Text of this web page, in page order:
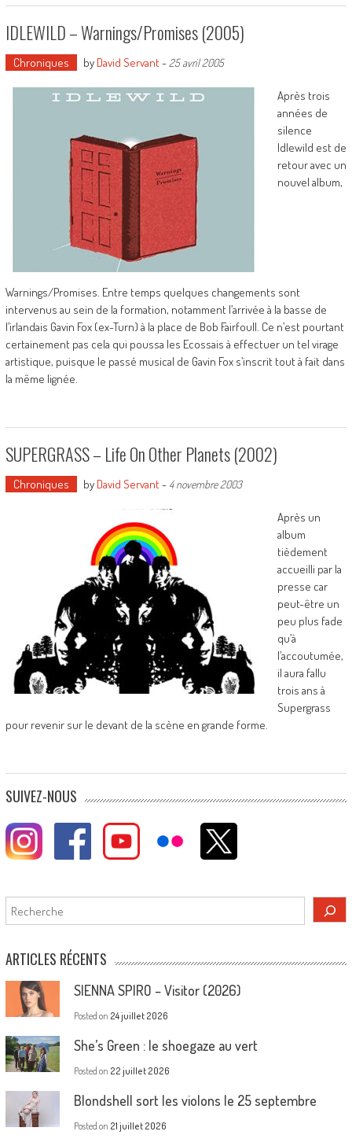
IDLEWILD – Warnings/Promises (2005)
Chroniques by David Servant- 25 avril 2005
Après trois
années de
silence
Idlewild est de
retour avec un
nouvel album,
Warnings/Promises. Entre temps quelques changements sont
intervenus au sein de la formation, notamment l’arrivée à la basse de
l’irlandais Gavin Fox (ex-Turn) à la place de Bob Fairfoull. Ce n’est pourtant
certainement pas cela qui poussa les Ecossais à effectuer un tel virage
artistique, puisque le passé musical de Gavin Fox s’inscrit tout à fait dans
la même lignée.
SUPERGRASS – Life On Other Planets (2002)
Chroniques by David Servant- 4 novembre 2003
Après un
album
tièdement
accueilli par la
presse car
peut-être un
peu plus fade
qu’à
l’accoutumée,
il aura fallu
trois ans à
Supergrass
pour revenir sur le devant de la scène en grande forme.
SUIVEZ-NOUS
Rechercher
ARTICLES RÉCENTS
SIENNA SPIRO – Visitor (2026)
Posted on 24 juillet 2026
She’s Green : le shoegaze au vert
Posted on 22 juillet 2026
Blondshell sort les violons le 25 septembre
Posted on 21 juillet 2026